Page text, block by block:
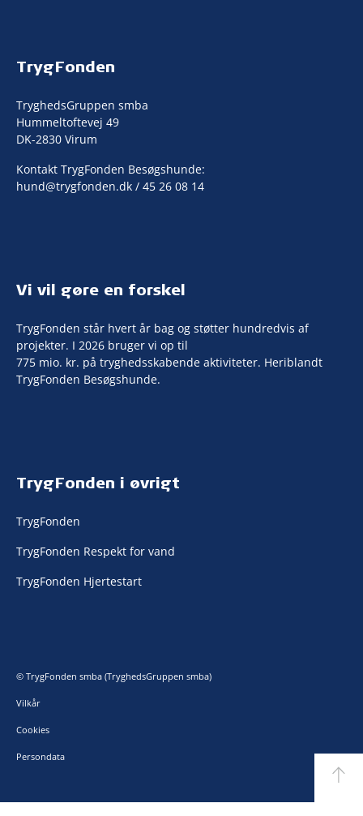
TrygFonden
TryghedsGruppen smba
Hummeltoftevej 49
DK-2830 Virum
Kontakt TrygFonden Besøgshunde:
hund@trygfonden.dk / 45 26 08 14
Vi vil gøre en forskel
TrygFonden står hvert år bag og støtter hundredvis af
projekter. I 2026 bruger vi op til
775 mio. kr. på tryghedsskabende aktiviteter. Heriblandt
TrygFonden Besøgshunde.
TrygFonden i øvrigt
TrygFonden
TrygFonden Respekt for vand
TrygFonden Hjertestart
© TrygFonden smba (TryghedsGruppen smba)
Vilkår
Cookies
Persondata